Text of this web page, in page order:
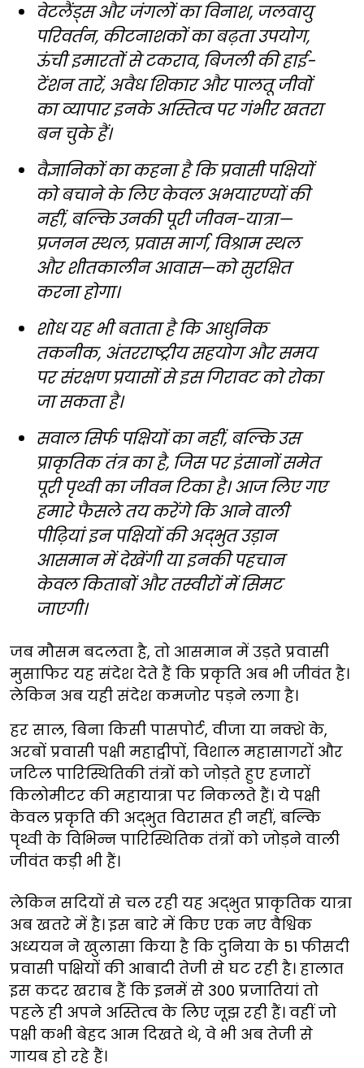
वेटलैंड्स और जंगलों का विनाश, जलवायु
परिवर्तन, कीटनाशकों का बढ़ता उपयोग,
ऊंची इमारतों से टकराव, बिजली की हाई-
टेंशन तारें, अवैध शिकार और पालतू जीवों
का व्यापार इनके अस्तित्व पर गंभीर खतरा
बन चुके हैं।
वैज्ञानिकों का कहना है कि प्रवासी पक्षियों
को बचाने के लिए केवल अभयारण्यों की
नहीं, बल्कि उनकी पूरी जीवन-यात्रा—
प्रजनन स्थल, प्रवास मार्ग, विश्राम स्थल
और शीतकालीन आवास—को सुरक्षित
करना होगा।
शोध यह भी बताता है कि आधुनिक
तकनीक, अंतरराष्ट्रीय सहयोग और समय
पर संरक्षण प्रयासों से इस गिरावट को रोका
जा सकता है।
सवाल सिर्फ पक्षियों का नहीं, बल्कि उस
प्राकृतिक तंत्र का है, जिस पर इंसानों समेत
पूरी पृथ्वी का जीवन टिका है। आज लिए गए
हमारे फैसले तय करेंगे कि आने वाली
पीढ़ियां इन पक्षियों की अद्भुत उड़ान
आसमान में देखेंगी या इनकी पहचान
केवल किताबों और तस्वीरों में सिमट
जाएगी।
जब मौसम बदलता है, तो आसमान में उड़ते प्रवासी
मुसाफिर यह संदेश देते हैं कि प्रकृति अब भी जीवंत है।
लेकिन अब यही संदेश कमजोर पड़ने लगा है।
हर साल, बिना किसी पासपोर्ट, वीजा या नक्शे के,
अरबों प्रवासी पक्षी महाद्वीपों, विशाल महासागरों और
जटिल पारिस्थितिकी तंत्रों को जोड़ते हुए हजारों
किलोमीटर की महायात्रा पर निकलते हैं। ये पक्षी
केवल प्रकृति की अद्भुत विरासत ही नहीं, बल्कि
पृथ्वी के विभिन्न पारिस्थितिक तंत्रों को जोड़ने वाली
जीवंत कड़ी भी हैं।
लेकिन सदियों से चल रही यह अद्भुत प्राकृतिक यात्रा
अब खतरे में है। इस बारे में किए एक नए वैश्विक
अध्ययन ने खुलासा किया है कि दुनिया के 51 फीसदी
प्रवासी पक्षियों की आबादी तेजी से घट रही है। हालात
इस कदर खराब हैं कि इनमें से 300 प्रजातियां तो
पहले ही अपने अस्तित्व के लिए जूझ रही हैं। वहीं जो
पक्षी कभी बेहद आम दिखते थे, वे भी अब तेजी से
गायब हो रहे हैं।